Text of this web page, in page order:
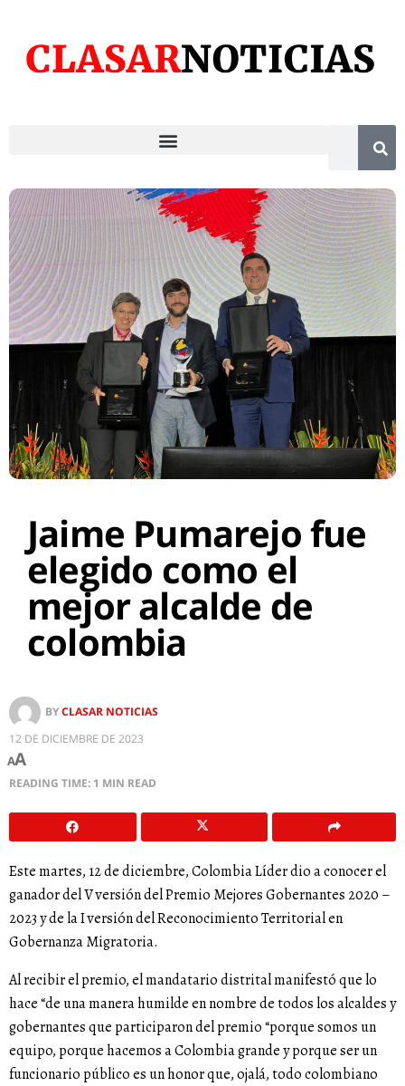
Jaime Pumarejo fue
elegido como el
mejor alcalde de
colombia
BYCLASAR NOTICIAS
12 DE DICIEMBRE DE 2023
AA
READING TIME: 1 MIN READ
Este martes, 12 de diciembre, Colombia Líder dio a conocer el
ganador del V versión del Premio Mejores Gobernantes 2020 –
2023 y de la I versión del Reconocimiento Territorial en
Gobernanza Migratoria.
Al recibir el premio, el mandatario distrital manifestó que lo
hace “de una manera humilde en nombre de todos los alcaldes y
gobernantes que participaron del premio “porque somos un
equipo, porque hacemos a Colombia grande y porque ser un
funcionario público es un honor que, ojalá, todo colombiano